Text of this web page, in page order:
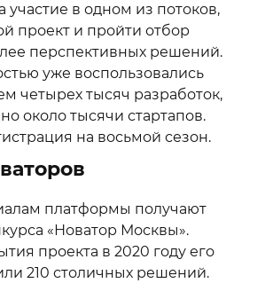
участие в одном из потоков,
проект и пройти отбор
перспективных решений.
уже воспользовались
четырех тысяч разработок,
около тысячи стартапов.
на восьмой сезон.
платформы получают
«Новатор Москвы».
проекта в 2020 году его
210 столичных решений.